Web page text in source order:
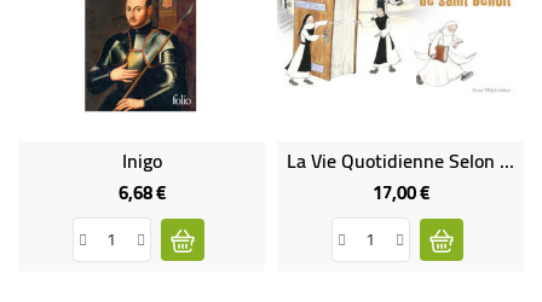
Inigo
6,68 €Prix
La Vie Quotidienne Selon La Règle De Saint Benoit
17,00 €Prix